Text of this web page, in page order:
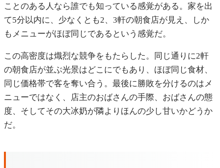
ことのある人なら誰でも知っている感覚がある。家を出
て5分以内に、少なくとも2、3軒の朝食店が見え、しか
もメニューがほぼ同じであるという感覚だ。
この高密度は熾烈な競争をもたらした。同じ通りに2軒
の朝食店が並ぶ光景はどこにでもあり、ほぼ同じ食材、
同じ価格帯で客を奪い合う。最後に勝敗を分けるのはメ
ニューではなく、店主のおばさんの手際、おばさんの態
度、そしてその大冰奶が隣よりほんの少し甘いかどうか
だ。